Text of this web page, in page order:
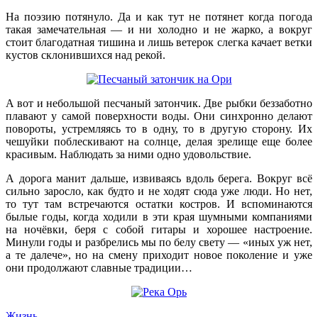
На поэзию потянуло. Да и как тут не потянет когда погода
такая замечательная — и ни холодно и не жарко, а вокруг
стоит благодатная тишина и лишь ветерок слегка качает ветки
кустов склонившихся над рекой.
А вот и небольшой песчаный затончик. Две рыбки беззаботно
плавают у самой поверхности воды. Они синхронно делают
повороты, устремляясь то в одну, то в другую сторону. Их
чешуйки поблескивают на солнце, делая зрелище еще более
красивым. Наблюдать за ними одно удовольствие.
А дорога манит дальше, извиваясь вдоль берега. Вокруг всё
сильно заросло, как будто и не ходят сюда уже люди. Но нет,
то тут там встречаются остатки костров. И вспоминаются
былые годы, когда ходили в эти края шумными компаниями
на ночёвки, беря с собой гитары и хорошее настроение.
Минули годы и разбрелись мы по белу свету — «иных уж нет,
а те далече», но на смену приходит новое поколение и уже
они продолжают славные традиции…